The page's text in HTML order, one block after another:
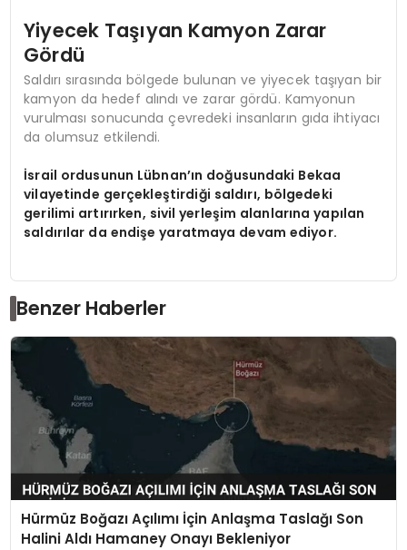
Yiyecek Taşıyan Kamyon Zarar
Gördü
Saldırı sırasında bölgede bulunan ve yiyecek taşıyan bir
kamyon da hedef alındı ve zarar gördü. Kamyonun
vurulması sonucunda çevredeki insanların gıda ihtiyacı
da olumsuz etkilendi.
İsrail ordusunun Lübnan’ın doğusundaki Bekaa
vilayetinde gerçekleştirdiği saldırı, bölgedeki
gerilimi artırırken, sivil yerleşim alanlarına yapılan
saldırılar da endişe yaratmaya devam ediyor.
Benzer Haberler
Hürmüz Boğazı Açılımı İçin Anlaşma Taslağı Son
Halini Aldı Hamaney Onayı Bekleniyor